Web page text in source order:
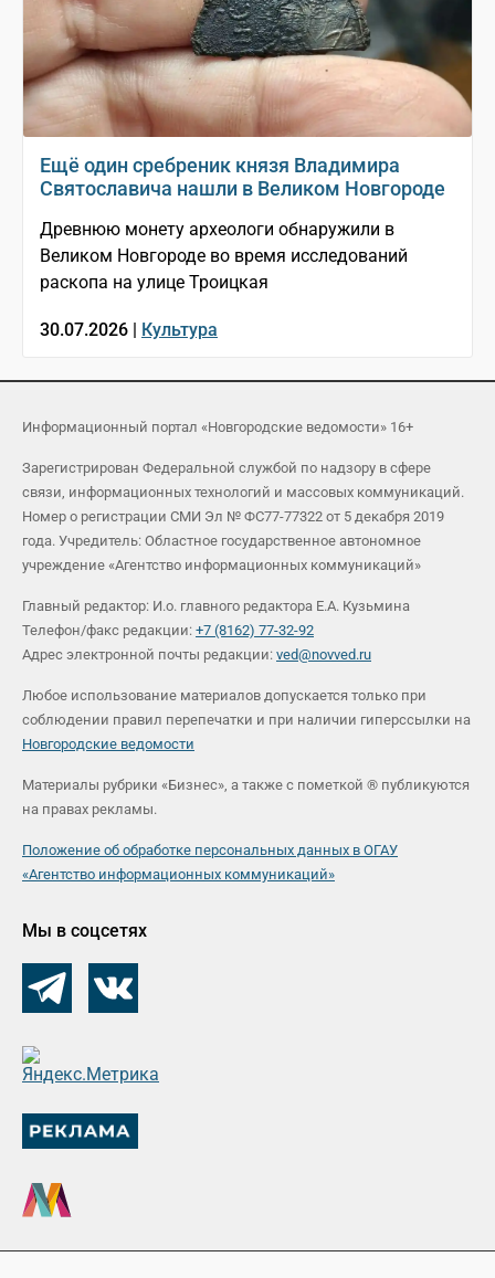
Ещё один сребреник князя Владимира
Святославича нашли в Великом Новгороде
Древнюю монету археологи обнаружили в
Великом Новгороде во время исследований
раскопа на улице Троицкая
30.07.2026 | Культура
Информационный портал «Новгородские ведомости» 16+
Зарегистрирован Федеральной службой по надзору в сфере
связи, информационных технологий и массовых коммуникаций.
Номер о регистрации СМИ Эл № ФС77-77322 от 5 декабря 2019
года. Учредитель: Областное государственное автономное
учреждение «Агентство информационных коммуникаций»
Главный редактор: И.о. главного редактора Е.А. Кузьмина
Телефон/факс редакции: +7 (8162) 77-32-92
Адрес электронной почты редакции: ved@novved.ru
Любое использование материалов допускается только при
соблюдении правил перепечатки и при наличии гиперссылки на
Новгородские ведомости
Материалы рубрики «Бизнес», а также с пометкой ® публикуются
на правах рекламы.
Положение об обработке персональных данных в ОГАУ
«Агентство информационных коммуникаций»
Мы в соцсетях